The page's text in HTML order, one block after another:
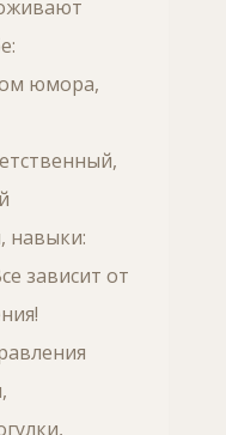
юмора,
навыки:
зависит от